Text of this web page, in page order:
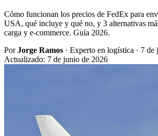
Cómo funcionan los precios de FedEx para
USA, qué incluye y qué no, y 3 alternativas
carga y e-commerce. Guía 2026.
PorJorge Ramos · Experto en logística · 7 de
Actualizado: 7 de junio de 2026